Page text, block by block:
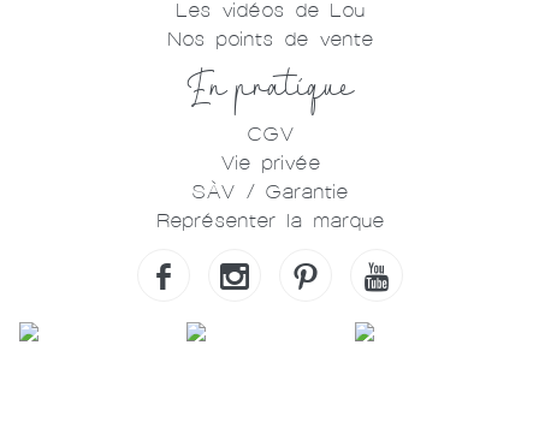
Les vidéos de Lou
Nos points de vente
En pratique
CGV
Vie privée
SÀV / Garantie
Représenter la marque